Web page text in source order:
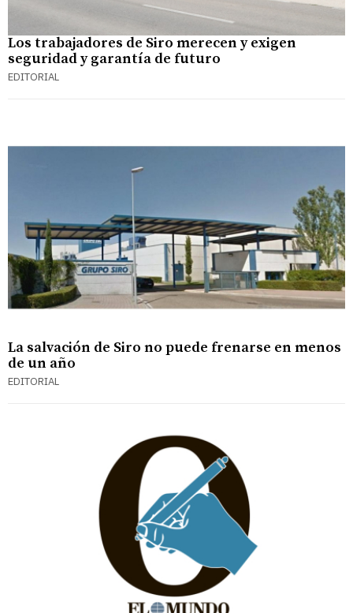
Los trabajadores de Siro merecen y exigen
seguridad y garantía de futuro
EDITORIAL
La salvación de Siro no puede frenarse en menos
de un año
EDITORIAL